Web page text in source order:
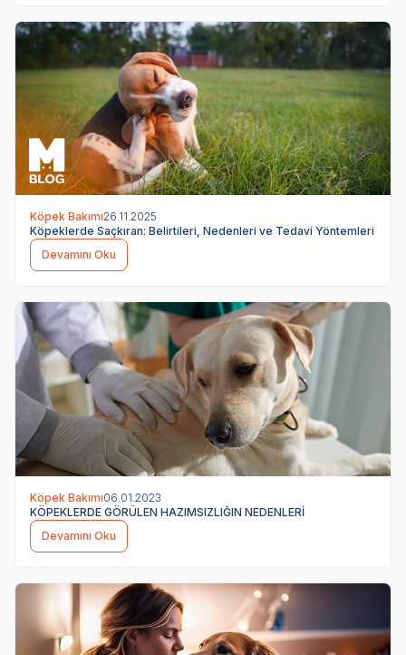
Köpek Bakımı26.11.2025
Köpeklerde Saçkıran: Belirtileri, Nedenleri ve Tedavi Yöntemleri
Devamını Oku
Köpek Bakımı06.01.2023
KÖPEKLERDE GÖRÜLEN HAZIMSIZLIĞIN NEDENLERİ
Devamını Oku